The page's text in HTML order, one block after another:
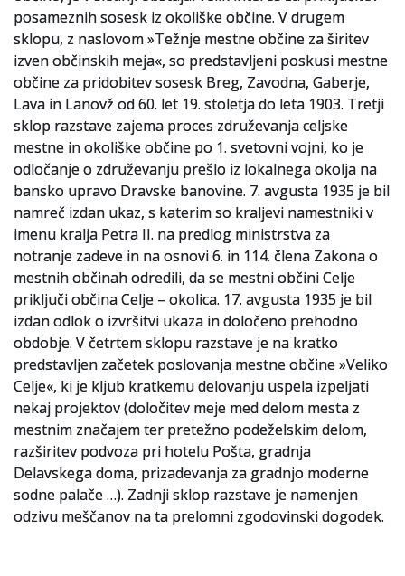
posameznih sosesk iz okoliške občine. V drugem
sklopu, z naslovom »Težnje mestne občine za širitev
izven občinskih meja«, so predstavljeni poskusi mestne
občine za pridobitev sosesk Breg, Zavodna, Gaberje,
Lava in Lanovž od 60. let 19. stoletja do leta 1903. Tretji
sklop razstave zajema proces združevanja celjske
mestne in okoliške občine po 1. svetovni vojni, ko je
odločanje o združevanju prešlo iz lokalnega okolja na
bansko upravo Dravske banovine. 7. avgusta 1935 je bil
namreč izdan ukaz, s katerim so kraljevi namestniki v
imenu kralja Petra II. na predlog ministrstva za
notranje zadeve in na osnovi 6. in 114. člena Zakona o
mestnih občinah odredili, da se mestni občini Celje
priključi občina Celje – okolica. 17. avgusta 1935 je bil
izdan odlok o izvršitvi ukaza in določeno prehodno
obdobje. V četrtem sklopu razstave je na kratko
predstavljen začetek poslovanja mestne občine »Veliko
Celje«, ki je kljub kratkemu delovanju uspela izpeljati
nekaj projektov (določitev meje med delom mesta z
mestnim značajem ter pretežno podeželskim delom,
razširitev podvoza pri hotelu Pošta, gradnja
Delavskega doma, prizadevanja za gradnjo moderne
sodne palače …). Zadnji sklop razstave je namenjen
odzivu meščanov na ta prelomni zgodovinski dogodek.